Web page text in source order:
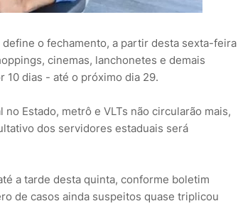
o fechamento, a partir desta sexta-feira
cinemas, lanchonetes e demais
10 dias - até o próximo dia 29.
Estado, metrô e VLTs não circularão mais,
dos servidores estaduais será
a tarde desta quinta, conforme boletim
de casos ainda suspeitos quase triplicou